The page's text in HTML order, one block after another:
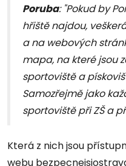
Poruba: "Pokud by
hřiště najdou,
a na webových
mapa, na které jsou
sportoviště a
Samozřejmě jako
sportoviště při ZŠ a
Která z nich jsou
webu